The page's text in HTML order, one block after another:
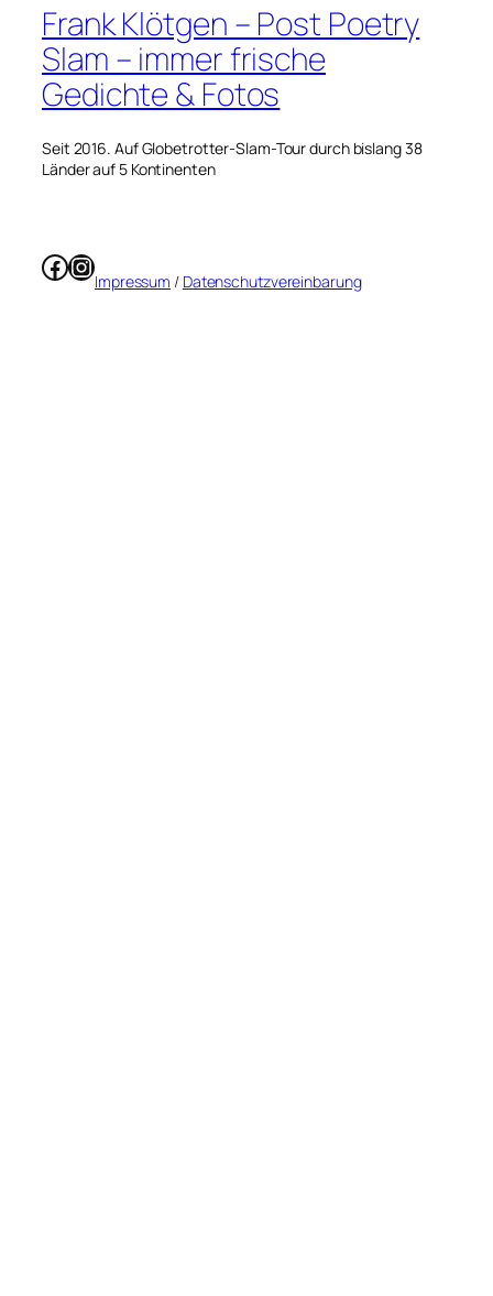
Frank Klötgen – Post Poetry
Slam – immer frische
Gedichte & Fotos
Seit 2016. Auf Globetrotter-Slam-Tour durch bislang 38
Länder auf 5 Kontinenten
Facebook
Instagram
Impressum / Datenschutzvereinbarung